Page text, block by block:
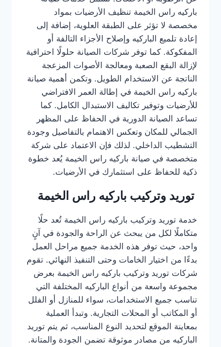
باركيه راس الخيمة تنظيف الأرضيات بمواد
مخصصة لا تؤثر على الطبقة العلوية، إضافة إلى
إعادة تلميع الباركيه وإصلاح الأجزاء التالفة أو
المفكوكة. كما توفر شركات الصيانة حلولًا احترافية
لإزالة البقع الصعبة ومعالجة الأصوات المزعجة
الناتجة عن الاستخدام الطويل. وتكمن أهمية صيانة
باركيه راس الخيمة في إطالة العمر الافتراضي
للأرضيات وتوفير تكاليف الاستبدال الكامل. كما
تساعد الصيانة الدورية في الحفاظ على المظهر
الجمالي للمكان وتعكس الاهتمام بالتفاصيل وجودة
التشطيب الداخلي. لذلك فإن الاعتماد على شركة
متخصصة في صيانة باركيه راس الخيمة يُعد خطوة
ذكية للحفاظ على استثمارك في الأرضيات.
توريد وتركيب باركيه راس الخيمة
خدمة توريد وتركيب باركيه راس الخيمة تُعد حلًا
متكاملًا لكل من يبحث عن الراحة والجودة في آنٍ
واحد، حيث توفر هذه الخدمة جميع مراحل العمل
بدءًا من اختيار الخامات وحتى التنفيذ النهائي. تقوم
شركات توريد وتركيب باركيه راس الخيمة بعرض
مجموعة واسعة من أنواع الباركيه المختلفة التي
تناسب جميع الاستخدامات، سواء للمنازل أو الفلل
أو المكاتب أو المحلات التجارية. وتبدأ العملية
بمعاينة الموقع لتحديد النوع المناسب، ثم يتم توريد
الباركيه من مصادر موثوقة تضمن الجودة والمتانة.